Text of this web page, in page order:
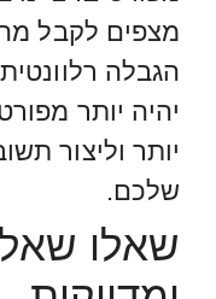
מצפים לקבל
הגבלה
יהיה יותר
יותר וליצור
שלכם.
שאלו